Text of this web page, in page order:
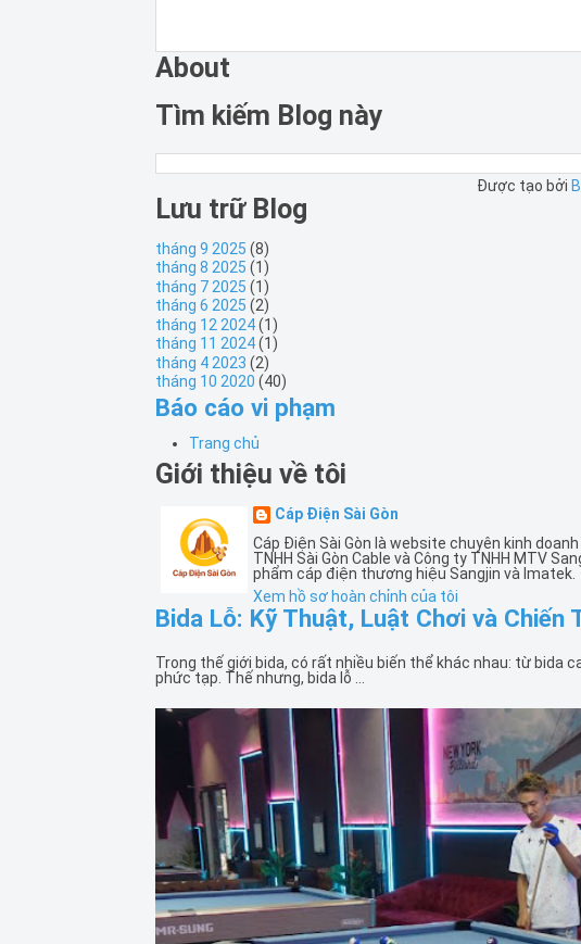
About
Tìm kiếm Blog này
Được tạo bởi
Lưu trữ Blog
tháng 9 2025 (8)
tháng 8 2025 (1)
tháng 7 2025 (1)
tháng 6 2025 (2)
tháng 12 2024(1)
tháng 11 2024(1)
tháng 4 2023 (2)
tháng 10 2020 (40)
Báo cáo vi phạm
Trang chủ
Giới thiệu về tôi
Cáp Điện Sài Gòn
Cáp Điện Sài Gòn là website chuyên kinh
TNHH Sài Gòn Cable và Công ty TNHH MTV
phẩm cáp điện thương hiệu Sangjin và Imatek.
Xem hồ sơ hoàn chỉnh của tôi
Bida Lỗ: Kỹ Thuật, Luật Chơi và
Trong thế giới bida, có rất nhiều biến thể khác nhau: từ bida
phức tạp. Thế nhưng, bida lỗ ...